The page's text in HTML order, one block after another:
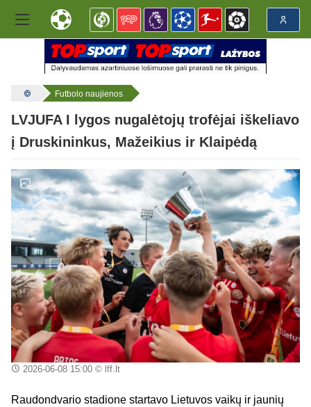
Futbolo naujienos
LVJUFA I lygos nugalėtojų trofėjai iškeliavo
į Druskininkus, Mažeikius ir Klaipėdą
2026-06-08 15:00© lff.lt
Raudondvario stadione startavo Lietuvos vaikų ir jaunių